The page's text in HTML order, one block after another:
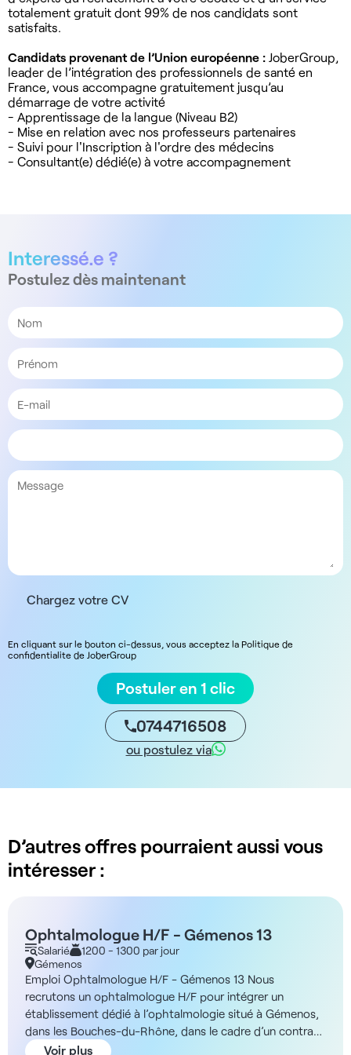
totalement gratuit dont 99% de nos candidats sont
satisfaits.
Candidats provenant de l’Union européenne : JoberGroup,
leader de l’intégration des professionnels de santé en
France, vous accompagne gratuitement jusqu’au
démarrage de votre activité
- Apprentissage de la langue (Niveau B2)
- Mise en relation avec nos professeurs partenaires
- Suivi pour l'Inscription à l'ordre des médecins
- Consultant(e) dédié(e) à votre accompagnement
Interessé.e ?
Postulez dès maintenant
Chargez votre CV
En cliquant sur le bouton ci-dessus, vous acceptez la Politique de
confidentialite de JoberGroup
Postuler en 1 clic
0744716508
ou postulez via
D’autres offres pourraient aussi vous
intéresser :
Ophtalmologue H/F - Gémenos 13
Salarié
1200 - 1300 par jour
Gémenos
Emploi Ophtalmologue H/F - Gémenos 13 Nous
recrutons un ophtalmologue H/F pour intégrer un
établissement dédié à l’ophtalmologie situé à Gémenos,
dans les Bouches-du-Rhône, dans le cadre d’un contrat
salarié ou d’une collaboration libérale. Description et
Voir plus